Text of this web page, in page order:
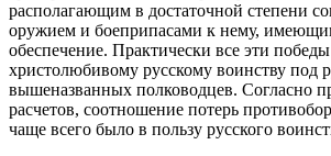
располагающим в достаточной степени
оружием и боеприпасами к нему,
обеспечение. Практически все эти
христолюбивому русскому воинству под
вышеназванных полководцев. Согласно
расчетов, соотношение потерь
чаще всего было в пользу русского